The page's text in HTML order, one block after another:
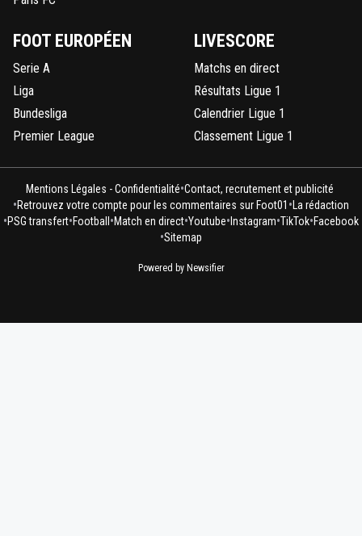
FOOT EUROPÉEN
Serie A
Liga
Bundesliga
Premier League
LIVESCORE
Matchs en direct
Résultats Ligue 1
Calendrier Ligue 1
Classement Ligue 1
Mentions Légales - Confidentialité•Contact, recrutement et publicité
•Retrouvez votre compte pour les commentaires sur Foot01 • La rédaction
•PSG transfert•Football •Match en direct•Youtube• Instagram•TikTok•Facebook
•Sitemap
Powered by Newsifier